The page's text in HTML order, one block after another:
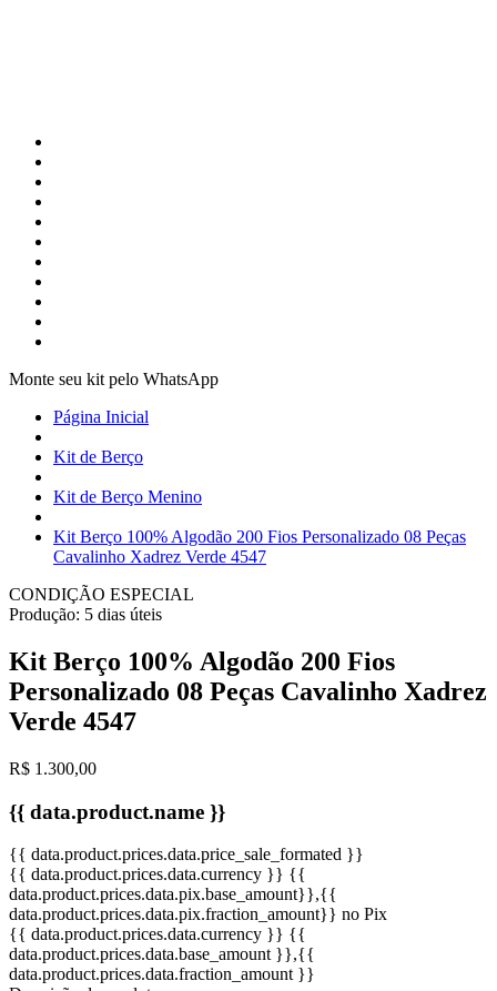
Monte seu kit pelo WhatsApp
Página Inicial
Kit de Berço
Kit de Berço Menino
Kit Berço 100% Algodão 200 Fios Personalizado 08 Peças
Cavalinho Xadrez Verde 4547
CONDIÇÃO ESPECIAL
Produção: 5 dias úteis
Kit Berço 100% Algodão 200 Fios
Personalizado 08 Peças Cavalinho Xadrez
Verde 4547
R$ 1.300,00
{{ data.product.name }}
{{ data.product.prices.data.price_sale_formated }}
{{ data.product.prices.data.currency }} {{
data.product.prices.data.pix.base_amount}},{{
data.product.prices.data.pix.fraction_amount}} no Pix
{{ data.product.prices.data.currency }} {{
data.product.prices.data.base_amount }},{{
data.product.prices.data.fraction_amount }}